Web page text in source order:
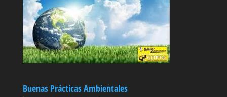
Buenas Prácticas Ambientales